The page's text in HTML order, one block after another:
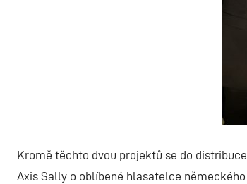
Kromě těchto dvou projektů se do
Axis Sally o oblíbené hlasatelce